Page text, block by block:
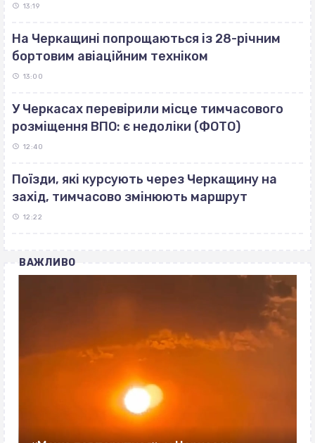
13:19
На Черкащині попрощаються із 28-річним
бортовим авіаційним техніком
13:00
У Черкасах перевірили місце тимчасового
розміщення ВПО: є недоліки (ФОТО)
12:40
Поїзди, які курсують через Черкащину на
захід, тимчасово змінюють маршрут
12:22
ВАЖЛИВО